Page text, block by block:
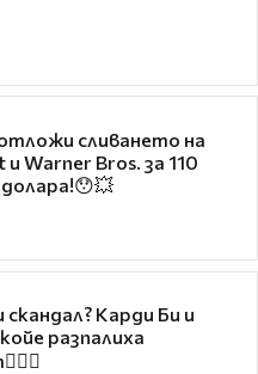
сливането на
Warner Bros. за 110
Карди Би и
разпалиха